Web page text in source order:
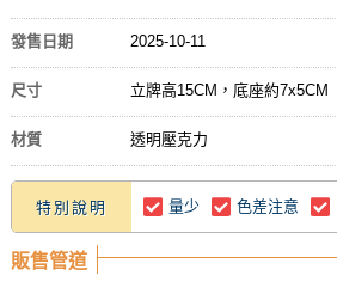
發售日期 2025-10-11
尺寸 立牌高15CM，底座約7x5CM
材質 透明壓克力
特別說明 量少 色差注意
販售管道